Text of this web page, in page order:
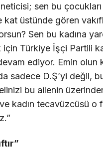
sen bu
üstünde gören
Sen bu kadına
Türkiye İşçi Partili
ediyor. Emin olun
sadece D.Ş’yi değil,
elinizi bu ailenin
kadın tecavüzcüsü o